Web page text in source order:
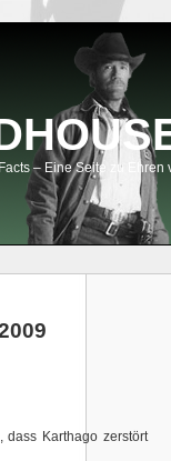
– Eine Seite zu
dass Karthago zerstört